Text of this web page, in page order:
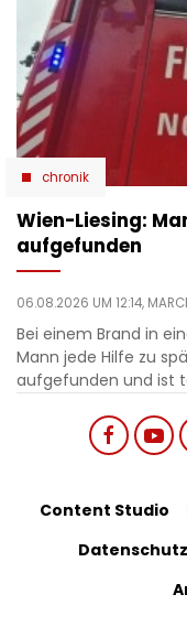
chronik
Wien-Liesing:
aufgefunden
06.08.2026 UM 12:14,
Bei einem Brand in
Mann jede Hilfe zu
aufgefunden und ist
links
menu
Footer
Bottom
Content Studio